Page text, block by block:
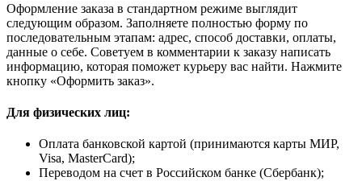
Оформление заказа в стандартном режиме выглядит
следующим образом. Заполняете полностью форму по
последовательным этапам: адрес, способ доставки, оплаты,
данные о себе. Советуем в комментарии к заказу написать
информацию, которая поможет курьеру вас найти. Нажмите
кнопку «Оформить заказ».
Для физических лиц:
Оплата банковской картой (принимаются карты МИР,
Visa, MasterCard);
Переводом на счет в Российском банке (Сбербанк);